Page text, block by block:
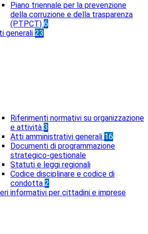
Piano triennale per la prevenzione
della corruzione e della trasparenza
(PTPCT) 6
generali 23
Riferimenti normativi su organizzazione
e attività 3
Atti amministrativi generali 16
Documenti di programmazione
strategico-gestionale
Statuti e leggi regionali
Codice disciplinare e codice di
condotta 2
informativi per cittadini e imprese